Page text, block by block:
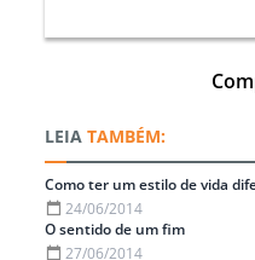
TAMBÉM:
Como ter um estilo de vida
24/06/2014
O sentido de um fim
27/06/2014